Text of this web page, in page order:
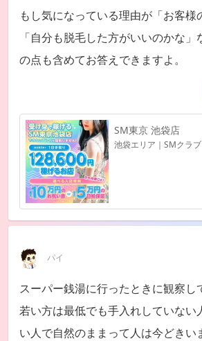
もし気になっている理由が「お客様
「自分も脱毛した方がいいのかな
の点も含めてお答えできますよ。
SM東京 池袋店
池袋エリア｜SMクラブ
パイ
スーパー銭湯に行ったときに観察し
若い方は最低でも手入れしていない
い人で自然のままって人は今どきい